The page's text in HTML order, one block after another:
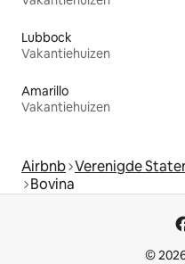
Lubbock
Vakantiehuizen
Amarillo
Vakantiehuizen
Airbnb Verenigde
Bovina
©